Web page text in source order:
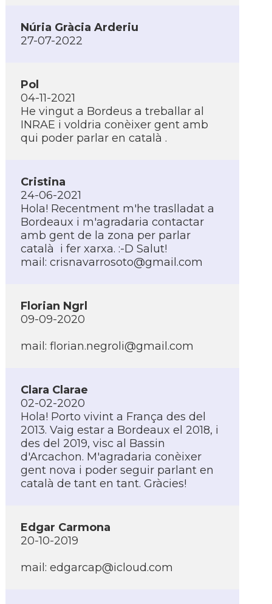
Núria Gràcia Arderiu
27-07-2022
Pol
04-11-2021
He vingut a Bordeus a treballar al
INRAE i voldria conèixer gent amb
qui poder parlar en català .
Cristina
24-06-2021
Hola! Recentment m'he traslladat a
Bordeaux i m'agradaria contactar
amb gent de la zona per parlar
català i fer xarxa. :-D Salut!
mail: crisnavarrosoto@gmail.com
Florian Ngrl
09-09-2020
mail: florian.negroli@gmail.com
Clara Clarae
02-02-2020
Hola! Porto vivint a França des del
2013. Vaig estar a Bordeaux el 2018, i
des del 2019, visc al Bassin
d'Arcachon. M'agradaria conèixer
gent nova i poder seguir parlant en
català de tant en tant. Gràcies!
Edgar Carmona
20-10-2019
mail: edgarcap@icloud.com